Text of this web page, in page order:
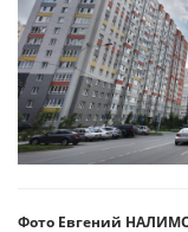
Фото Евгений